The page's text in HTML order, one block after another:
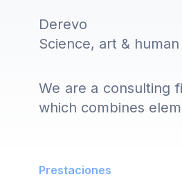
Derevo
Science, art &
We are a consulting
which combines
Prestaciones